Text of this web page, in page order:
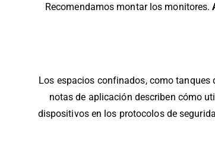
Recomendamos montar los monitores.
Los espacios confinados, como tanques
notas de aplicación describen cómo
dispositivos en los protocolos de